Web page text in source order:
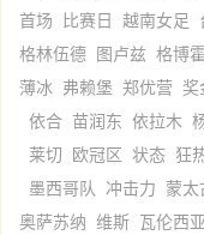
首场 比赛日 越南女足
格林伍德 图卢兹 格博霍
薄冰 弗赖堡 郑优营 奖
依合 苗润东 依拉木
莱切 欧冠区 状态 狂
墨西哥队 冲击力 蒙太
奥萨苏纳 维斯 瓦伦西亚